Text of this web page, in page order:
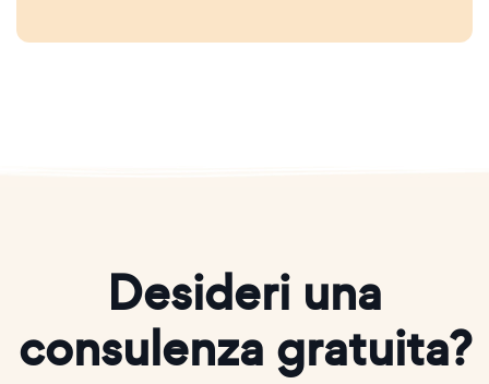
Desideri una
consulenza gratuita?